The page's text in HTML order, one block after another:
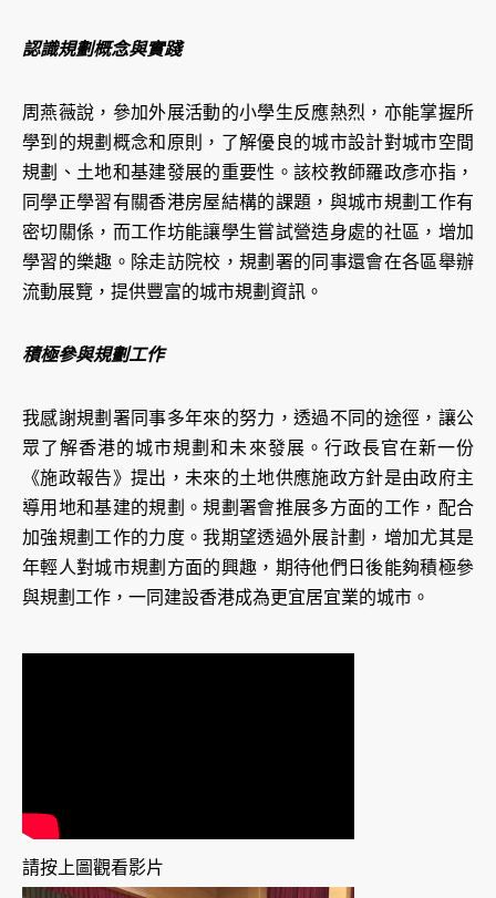
認識規劃概念與實踐
周燕薇說，參加外展活動的小學生反應熱烈，亦能掌握所
學到的規劃概念和原則，了解優良的城市設計對城市空間
規劃、土地和基建發展的重要性。該校教師羅政彥亦指，
同學正學習有關香港房屋結構的課題，與城市規劃工作有
密切關係，而工作坊能讓學生嘗試營造身處的社區，增加
學習的樂趣。除走訪院校，規劃署的同事還會在各區舉辦
流動展覽，提供豐富的城市規劃資訊。
積極參與規劃工作
我感謝規劃署同事多年來的努力，透過不同的途徑，讓公
眾了解香港的城市規劃和未來發展。行政長官在新一份
《施政報告》提出，未來的土地供應施政方針是由政府主
導用地和基建的規劃。規劃署會推展多方面的工作，配合
加強規劃工作的力度。我期望透過外展計劃，增加尤其是
年輕人對城市規劃方面的興趣，期待他們日後能夠積極參
與規劃工作，一同建設香港成為更宜居宜業的城市。
請按上圖觀看影片